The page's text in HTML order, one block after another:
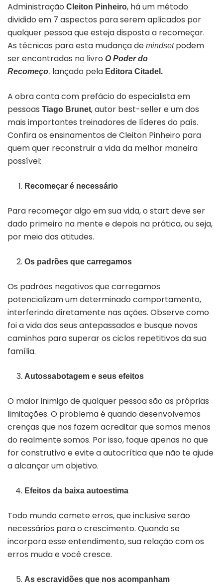
Administração Cleiton Pinheiro, há um método
dividido em 7 aspectos para serem aplicados por
qualquer pessoa que esteja disposta a recomeçar.
As técnicas para esta mudança de mindsetpodem
ser encontradas no livro O Poder do
Recomeço, lançado pela Editora Citadel.
A obra conta com prefácio do especialista em
pessoas Tiago Brunet, autor best-seller e um dos
mais importantes treinadores de líderes do país.
Confira os ensinamentos de Cleiton Pinheiro para
quem quer reconstruir a vida da melhor maneira
possível:
Recomeçar é necessário
Para recomeçar algo em sua vida, o start deve ser
dado primeiro na mente e depois na prática, ou seja,
por meio das atitudes.
Os padrões que carregamos
Os padrões negativos que carregamos
potencializam um determinado comportamento,
interferindo diretamente nas ações. Observe como
foi a vida dos seus antepassados e busque novos
caminhos para superar os ciclos repetitivos da sua
família.
Autossabotagem e seus efeitos
O maior inimigo de qualquer pessoa são as próprias
limitações. O problema é quando desenvolvemos
crenças que nos fazem acreditar que somos menos
do realmente somos. Por isso, foque apenas no que
for construtivo e evite a autocrítica que não te ajude
a alcançar um objetivo.
Efeitos da baixa autoestima
Todo mundo comete erros, que inclusive serão
necessários para o crescimento. Quando se
incorpora esse entendimento, sua relação com os
erros muda e você cresce.
As escravidões que nos acompanham